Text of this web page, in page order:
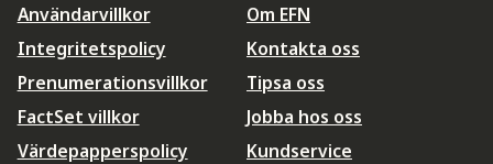
Användarvillkor
Integritetspolicy
Prenumerationsvillkor
FactSet villkor
Värdepapperspolicy
Om EFN
Kontakta oss
Tipsa oss
Jobba hos oss
Kundservice